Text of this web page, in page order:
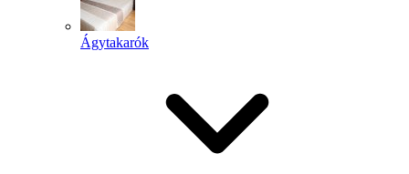
Ágytakarók